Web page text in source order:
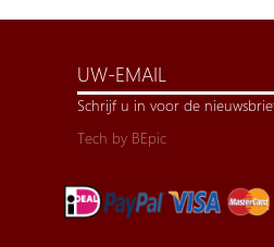
Schrijf u in voor de
Tech by BEpic